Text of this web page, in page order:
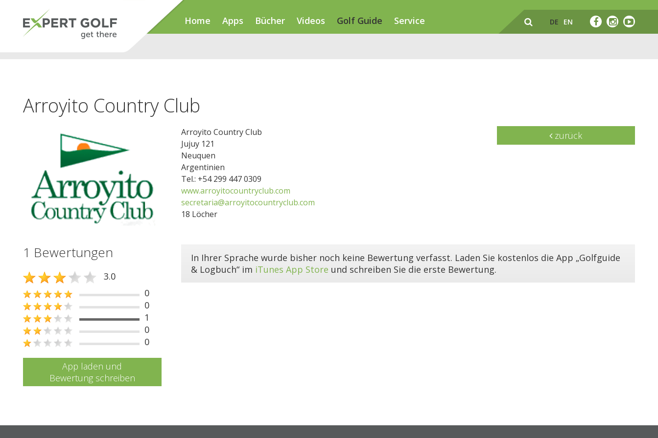
Home Apps Bücher Videos Golf Guide Service DE EN
Arroyito Country Club
Arroyito Country Club
Jujuy 121
Neuquen
Argentinien
Tel.: +54 299 447 0309
www.arroyitocountryclub.com
secretaria@arroyitocountryclub.com
18 Löcher
zurück
1 Bewertungen
3.0
0
0
1
0
0
App laden und
Bewertung schreiben
In Ihrer Sprache wurde bisher noch keine Bewertung verfasst. Laden Sie kostenlos die App „Golfguide
& Logbuch“ im iTunes App Store und schreiben Sie die erste Bewertung.